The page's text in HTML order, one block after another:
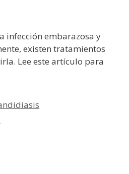
infección embarazosa y
existen tratamientos
Lee este artículo para